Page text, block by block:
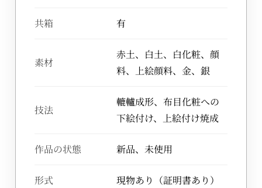
共箱 有
素材
赤土、白土、白化粧、顔
料、上絵顔料、金、銀
技法
轆轤成形、布目化粧への
下絵付け、上絵付け焼成
作品の状態 新品、未使用
形式 現物あり（証明書あり）